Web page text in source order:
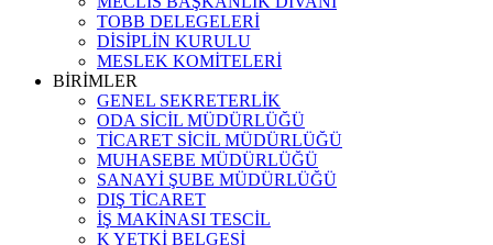
TOBB DELEGELERİ
DİSİPLİN KURULU
MESLEK KOMİTELERİ
BİRİMLER
GENEL SEKRETERLİK
ODA SİCİL MÜDÜRLÜĞÜ
TİCARET SİCİL MÜDÜRLÜĞÜ
MUHASEBE MÜDÜRLÜĞÜ
SANAYİ ŞUBE MÜDÜRLÜĞÜ
DIŞ TİCARET
İŞ MAKİNASI TESCİL
K YETKİ BELGESİ